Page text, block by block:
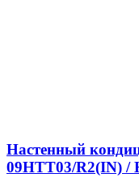
Настенный
09HTT03/R2(IN) /